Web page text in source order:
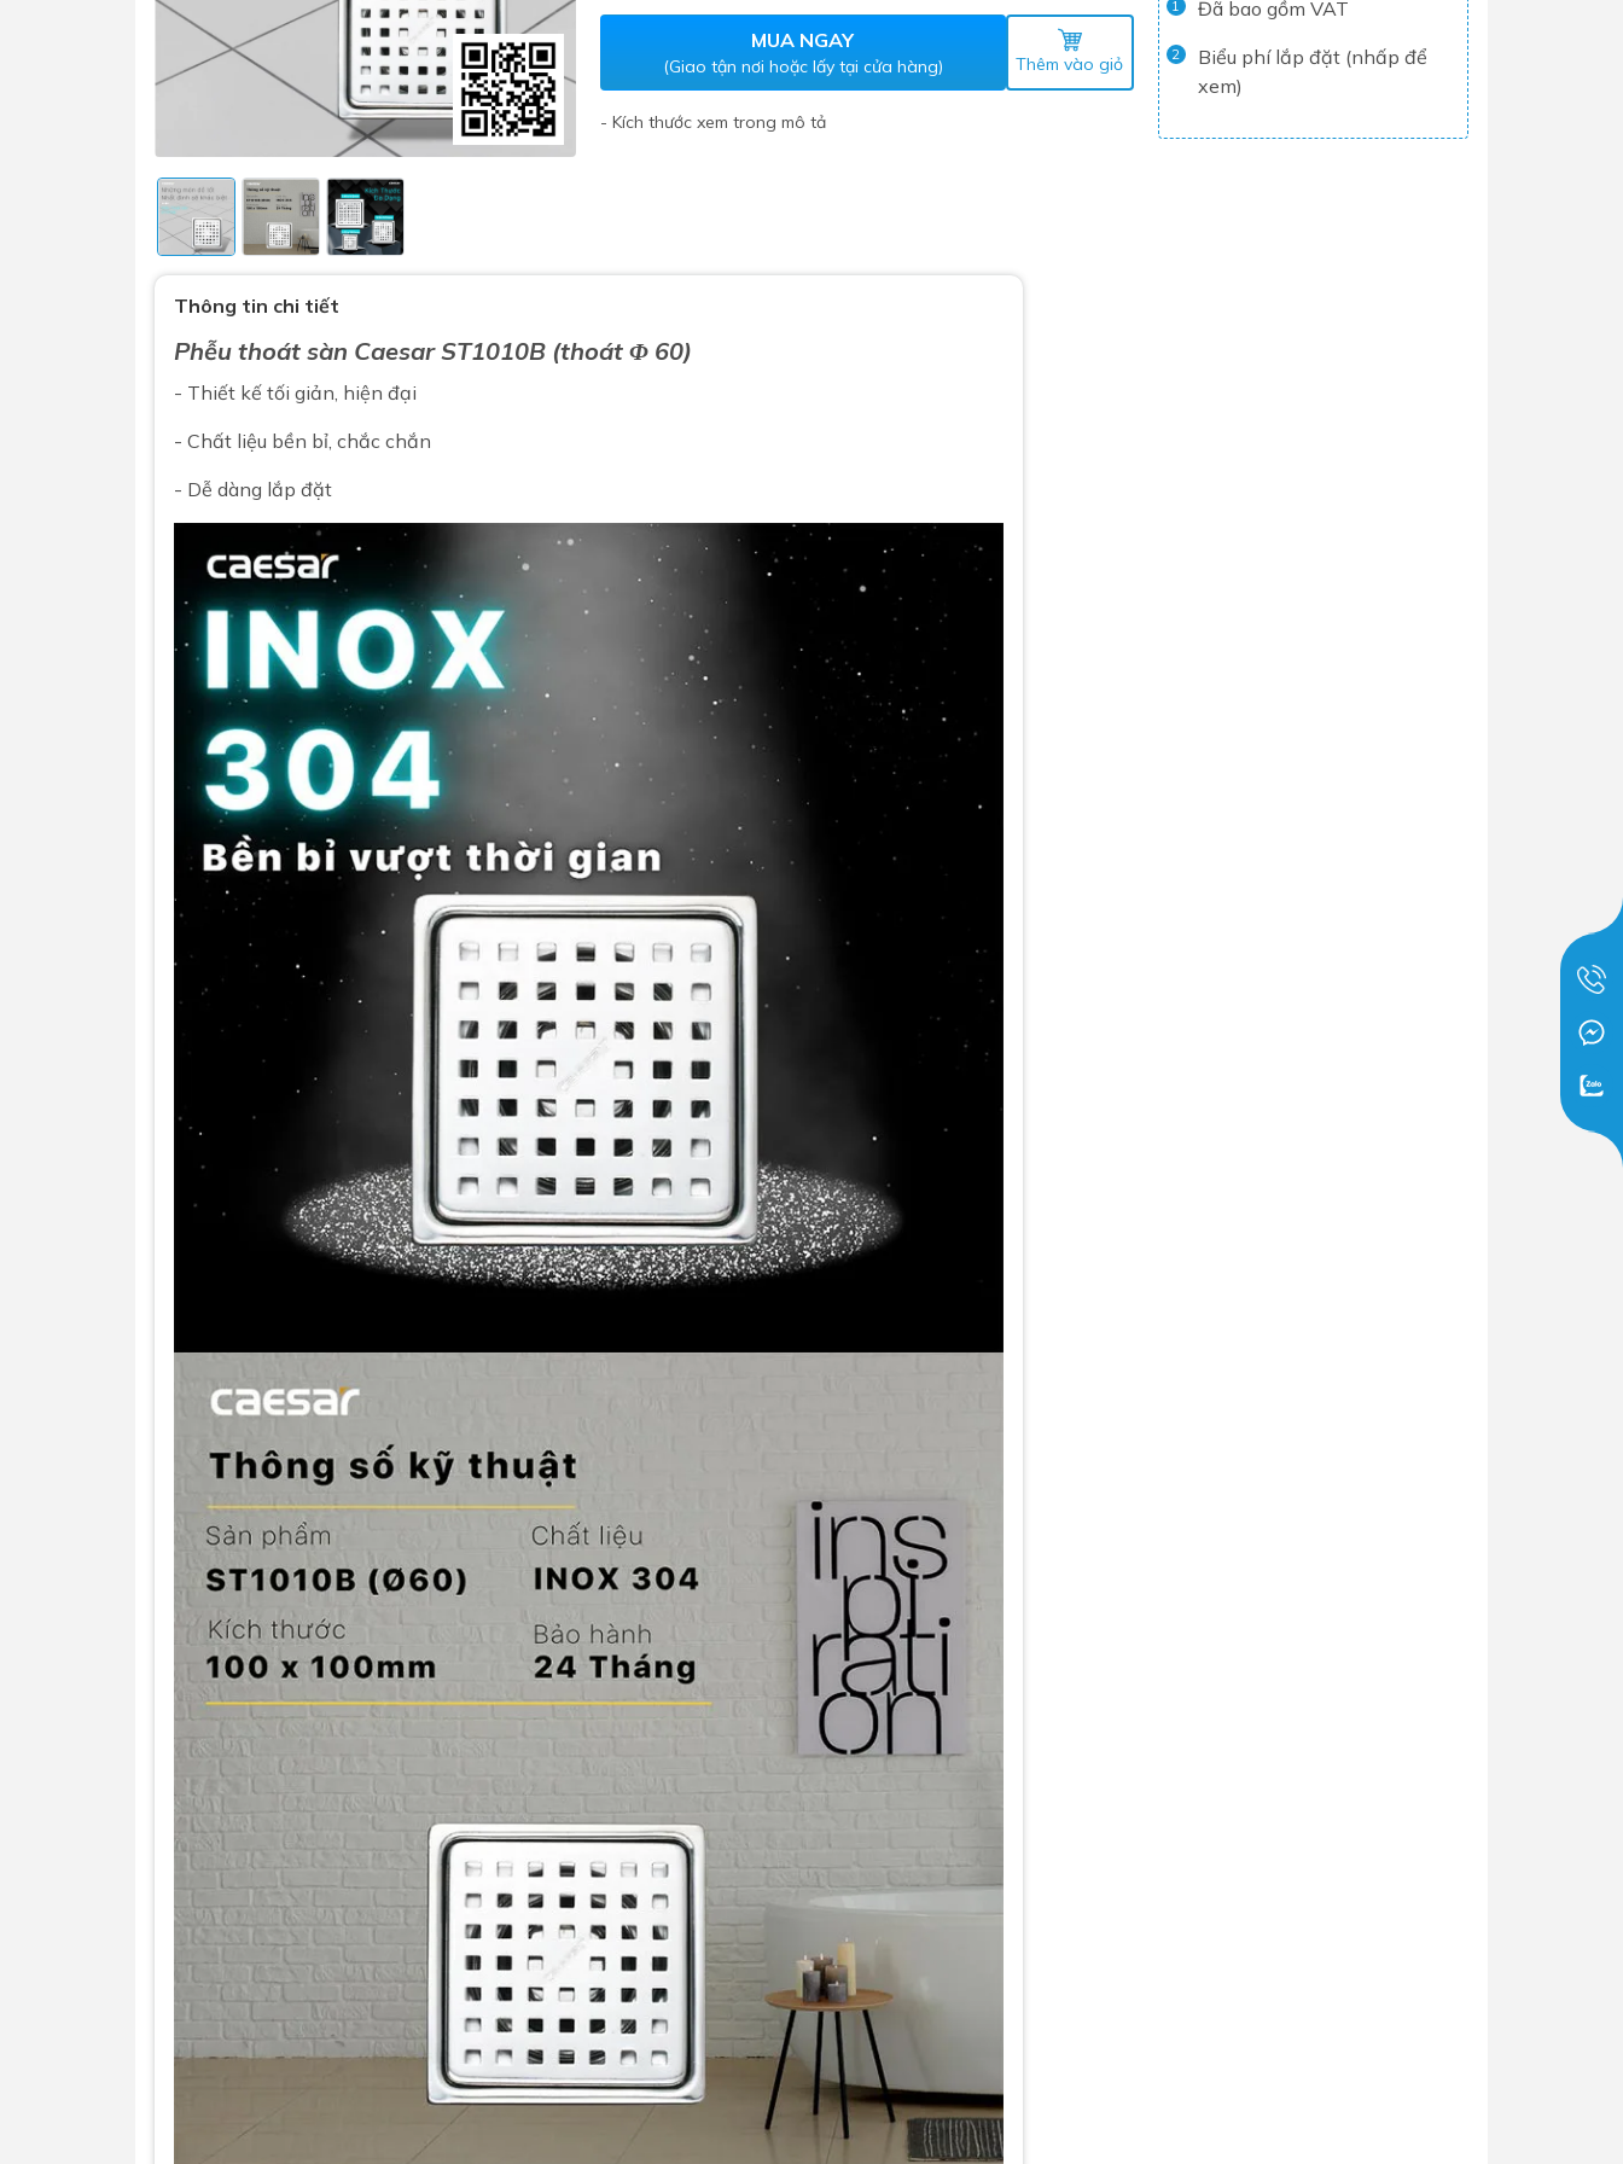
Sen tắm
Máy nước nóng gián tiếp
Tủ lạnh
Máy rửa chén
Nồi chiên không dầu
Phụ kiện nhà vệ sinh
Gương nhà vệ sinh - nhà tắm
Máy sấy tay
Nắp bồn cầu
Nắp điện tử
Combo bồn cầu nhà trọ giá rẻ
MUA NGAY
(Giao tận nơi hoặc lấy tại cửa hàng) Thêm vào giỏ
- Kích thước xem trong mô tả
1 Đã bao gồm VAT
2
Biểu phí lắp đặt (nhấp để
xem)
Thông tin chi tiết
Phễu thoát sàn CaesarST1010B (thoát Φ 60)
- Thiết kế tối giản, hiện đại
- Chất liệu bền bỉ, chắc chắn
- Dễ dàng lắp đặt